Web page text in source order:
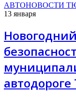
АВТОНОВОСТИ
13 января